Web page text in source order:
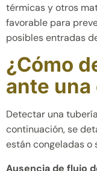
térmicas y otros
favorable para
posibles entradas
¿Cómo
ante una
Detectar una
continuación, se
están congeladas o
Ausencia de flujo